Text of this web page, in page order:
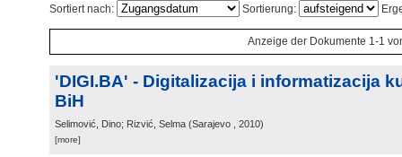
Sortiert nach: Sortierung:
Anzeige der Dokumente 1-1
'DIGI.BA' - Digitalizacija i informatizacija
BiH
Selimović, Dino; Rizvić, Selma (Sarajevo , 2010)
[more]